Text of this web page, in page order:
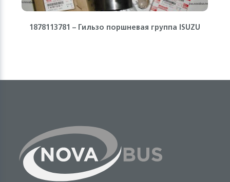
1878113781 – Гильзо поршневая группа ISUZU